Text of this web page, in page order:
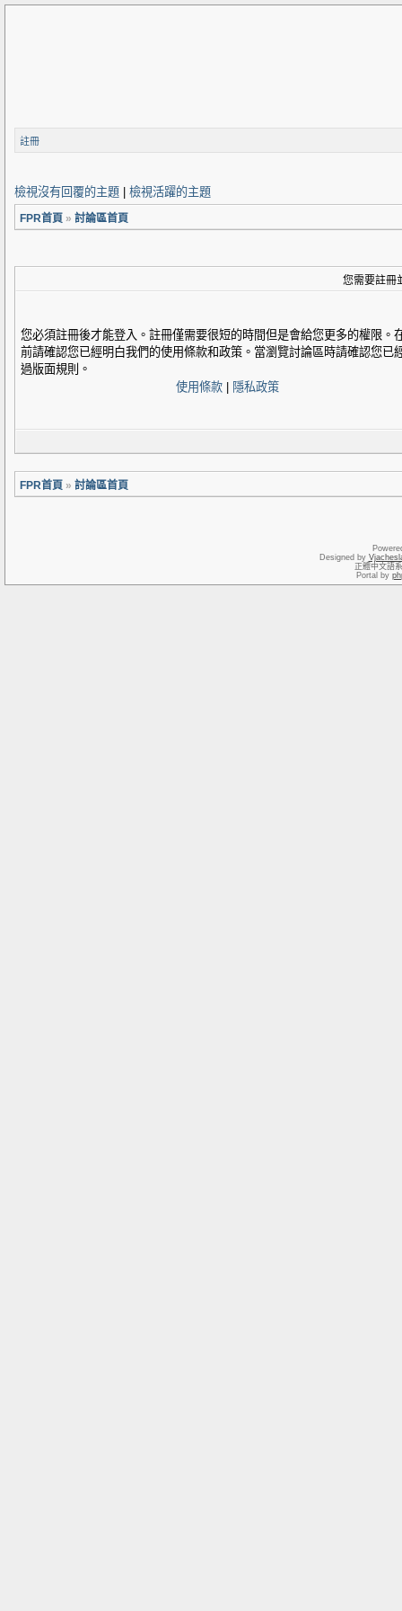
註冊
檢視沒有回覆的主題 檢視活躍的主題
FPR首頁 » 討論區首頁
您需要註冊
您必須註冊後才能登入。註冊僅需要很短的時間但是會給您更多的權限。
前請確認您已經明白我們的使用條款和政策。當瀏覽討論區時請確認您已
過版面規則。
使用條款
隱私政策
FPR首頁 » 討論區首頁
Designed by
正體中文語
Portal by